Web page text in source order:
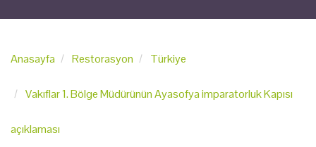
Anasayfa Restorasyon Türkiye
Vakıflar 1. Bölge Müdürünün Ayasofya imparatorluk Kapısı
açıklaması